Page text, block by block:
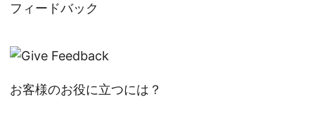
フィードバック
お客様のお役に立つには？